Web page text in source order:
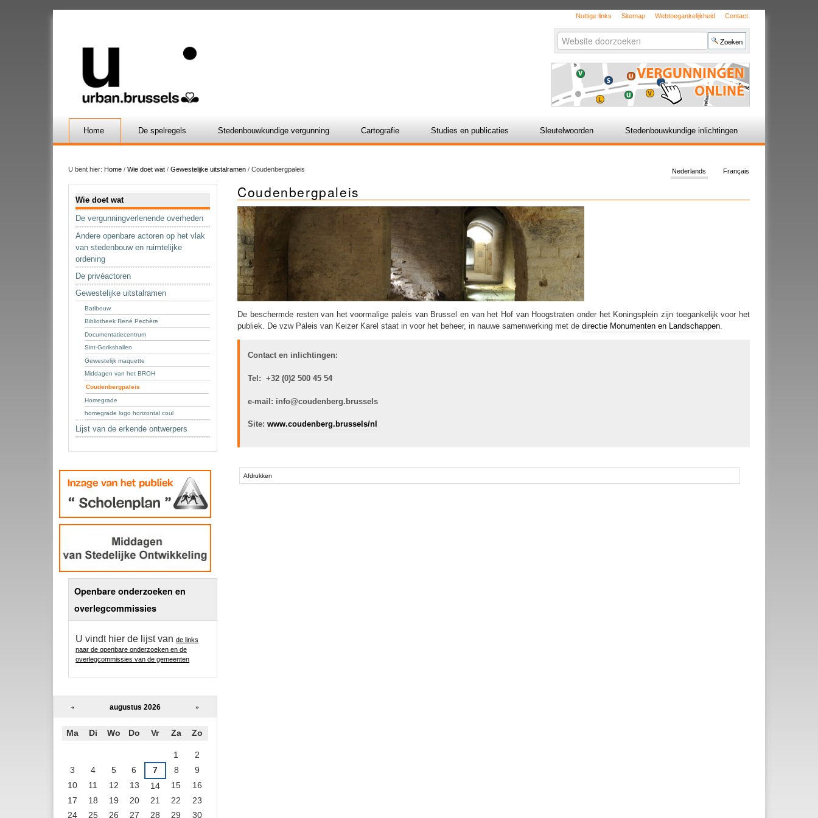
Nuttige links Sitemap Webtoegankelijkheid Contact
Zoek
zoeken...
Home De spelregels Stedenbouwkundige vergunning Cartografie Studies en publicaties Sleutelwoorden Stedenbouwkundige inlichtingen
U bent hier: Home / Wie doet wat / Gewestelijke uitstalramen / Coudenbergpaleis Français
Nederlands
Wie doet wat
De vergunningverlenende overheden
Andere openbare actoren op het vlak
van stedenbouw en ruimtelijke
ordening
De privéactoren
Gewestelijke uitstalramen
Batibouw
Bibliotheek René Pechère
Documentatiecentrum
Sint-Gorikshallen
Gewestelijk maquette
Middagen van het BROH
Coudenbergpaleis
Homegrade
homegrade logo horizontal coul
Lijst van de erkende ontwerpers
Openbare onderzoeken en
overlegcommissies
U vindt hier de lijst vande links
naar de openbare onderzoeken en de
overlegcommissies van de gemeenten
« augustus 2026 »
Ma Di Wo Do Vr Za Zo
1
2
3
4 5 6 7 8
9
10
11 12 13 14 15
16
17
18 19 20 21 22
23
24
25 26 27 28 29 30
Coudenbergpaleis
De beschermde resten van het voormalige paleis van Brussel en van het Hof van Hoogstraten onder het Koningsplein zijn toegankelijk voor het
publiek. De vzw Paleis van Keizer Karel staat in voor het beheer, in nauwe samenwerking met dedirectie Monumenten en Landschappen.
Contact en inlichtingen:
Tel: +32 (0)2 500 45 54
e-mail: info@coudenberg.brussels
Site: www.coudenberg.brussels/nl
acties
Afdrukken